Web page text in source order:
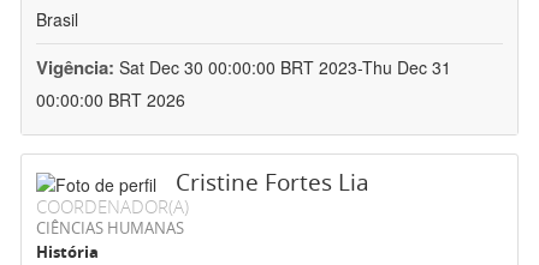
Brasil
Vigência: Sat Dec 30 00:00:00 BRT 2023-Thu Dec 31
00:00:00 BRT 2026
Cristine Fortes Lia
COORDENADOR(A)
CIÊNCIAS HUMANAS
História